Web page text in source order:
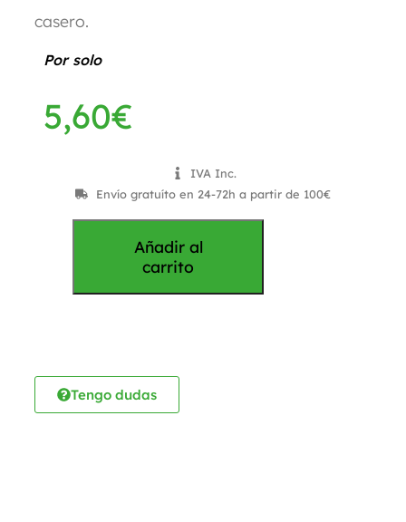
casero.
Por solo
5,60€
IVA Inc.
Envío gratuíto en 24-72h a partir de 100€
Añadir al
carrito
Tengo dudas